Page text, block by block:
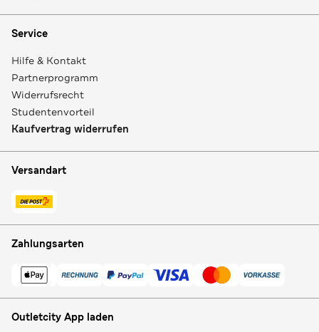
Service
Hilfe & Kontakt
Partnerprogramm
Widerrufsrecht
Studentenvorteil
Kaufvertrag widerrufen
Versandart
Zahlungsarten
Outletcity App laden